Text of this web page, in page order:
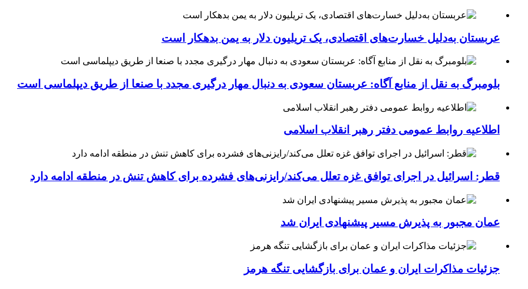
عربستان به‌دلیل خسارت‌های اقتصادی، یک تریلیون دلار به یمن بدهکار است
بلومبرگ به نقل از منابع آگاه: عربستان سعودی به دنبال مهار درگیری مجدد با صنعا از طریق دیپلماسی است
اطلاعیه روابط عمومی دفتر رهبر انقلاب اسلامی
قطر: اسرائیل در اجرای توافق غزه تعلل می‌کند/رایزنی‌های فشرده برای کاهش تنش در منطقه ادامه دارد
عمان مجبور به پذیرش مسیر پیشنهادی ایران شد
جزئیات مذاکرات ایران و عمان برای بازگشایی تنگه هرمز